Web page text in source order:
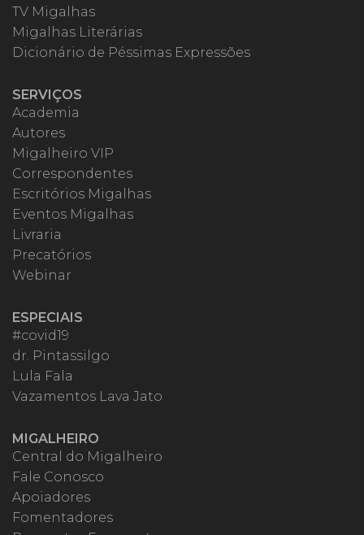
TV Migalhas
Migalhas Literárias
Dicionário de Péssimas Expressões
SERVIÇOS
Academia
Autores
Migalheiro VIP
Correspondentes
Escritórios Migalhas
Eventos Migalhas
Livraria
Precatórios
Webinar
ESPECIAIS
#covid19
dr. Pintassilgo
Lula Fala
Vazamentos Lava Jato
MIGALHEIRO
Central do Migalheiro
Fale Conosco
Apoiadores
Fomentadores